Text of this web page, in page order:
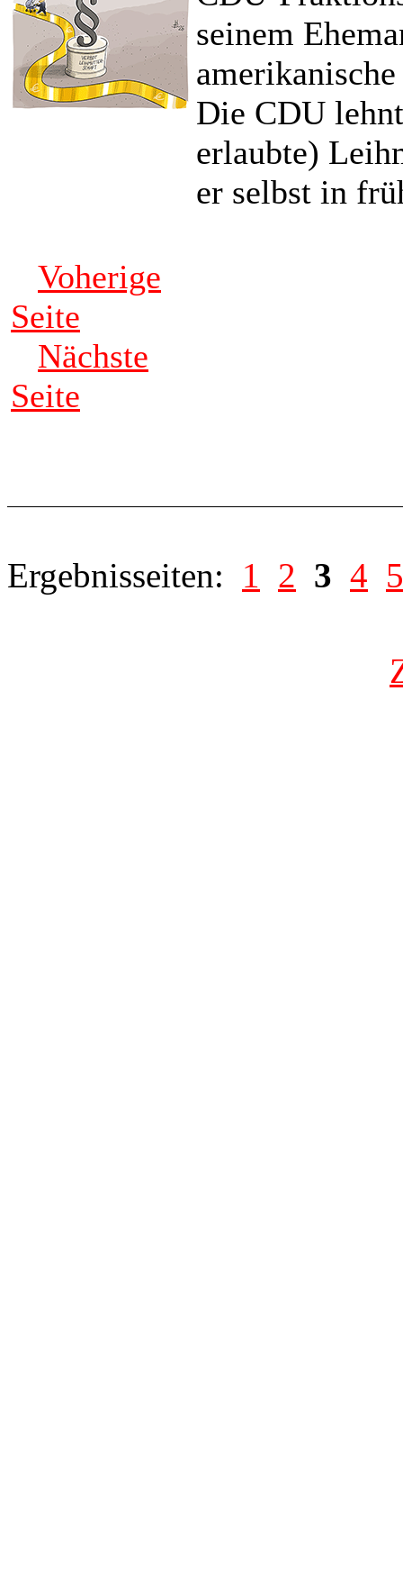
seinem
Die CDU
erlaubte)
er selbst in
Voherige
Seite
Nächste
Seite
Ergebnisseiten: 1 2 3 4 5